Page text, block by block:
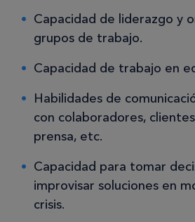
Capacidad de liderazgo y
grupos de trabajo.
Capacidad de trabajo en
Habilidades de
con colaboradores,
prensa, etc.
Capacidad para tomar
improvisar soluciones en
crisis.